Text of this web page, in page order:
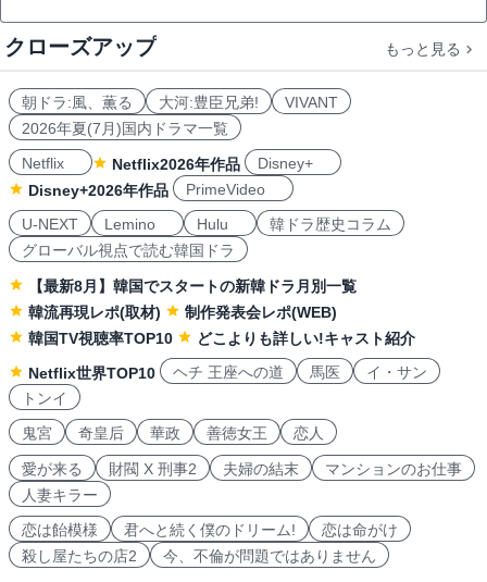
クローズアップ もっと見る
朝ドラ:風、薫る 大河:豊臣兄弟!
VIVANT
2026年夏(7月)国内ドラマ一覧
Netflix
Netflix2026年作品
Disney+
Disney+2026年作品
PrimeVideo
U-NEXT
Lemino Hulu
韓ドラ歴史コラム
グローバル視点で読む韓国ドラ
【最新8月】韓国でスタートの新韓ドラ月別一覧
韓流再現レポ(取材)
制作発表会レポ(WEB)
韓国TV視聴率TOP10
どこよりも詳しい!キャスト紹介
Netflix世界TOP10
ヘチ 王座への道 馬医
イ・サン
トンイ
鬼宮
奇皇后 華政 善徳女王 恋人
愛が来る 財閥 X 刑事2 夫婦の結末
マンションのお仕事
人妻キラー
恋は飴模様
君へと続く僕のドリーム!
恋は命がけ
殺し屋たちの店2
今、不倫が問題ではありません